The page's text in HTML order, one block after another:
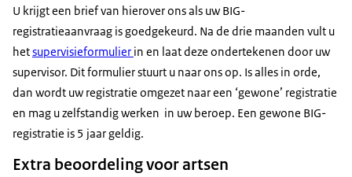
gewerkt heeft in uw beroep.
Tip!Zorg dat u de verklaringen in huis heeft voordat u
de BIG-registratie aanvraagt. Dit voorkomt vertragingen
in de aanvraag en mogelijk onnodig extra kosten.
U krijgt een brief van hierover ons als uw BIG-
registratieaanvraag is goedgekeurd. Na de drie maanden vult u
hetsupervisieformulier in en laat deze ondertekenen door uw
supervisor. Dit formulier stuurt u naar ons op. Is alles in orde,
dan wordt uw registratie omgezet naar een ‘gewone’ registratie
en mag u zelfstandig werken in uw beroep. Een gewone BIG-
registratie is 5 jaar geldig.
Extra beoordeling voor artsen